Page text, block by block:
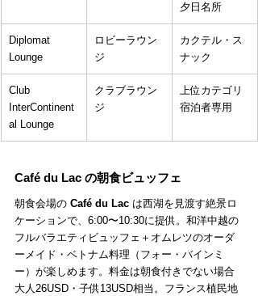
夕日名所
Diplomat
Lounge
ロビーラウン
ジ
カクテル・ス
ナック
Club
InterContinent
al Lounge
クラブラウン
ジ
上位カテゴリ
宿泊者専用
Café du Lac の朝食ビュッフェ
朝食会場の Café du Lac は西湖を見渡す絶景ロ
ケーションで、6:00〜10:30に提供。和洋中越の
フルバラエティビュッフェ＋オムレツのオーダ
ーメイド・ベトナム料理（フォー・バインミ
ー）が楽しめます。料金は朝食付きでない場合
大人26USD・子供13USD相当。フランス植民地